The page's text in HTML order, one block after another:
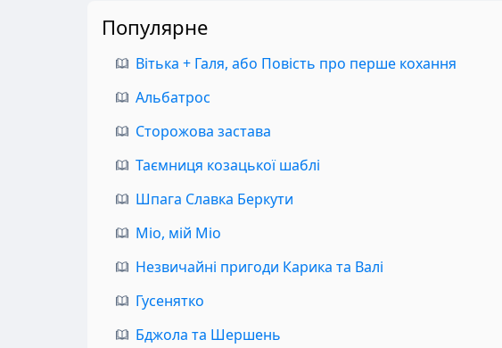
Популярне
Вітька + Галя, або Повість про перше кохання
Альбатрос
Сторожова застава
Таємниця козацької шаблі
Шпага Славка Беркути
Міо, мій Міо
Незвичайні пригоди Карика та Валі
Гусенятко
Бджола та Шершень